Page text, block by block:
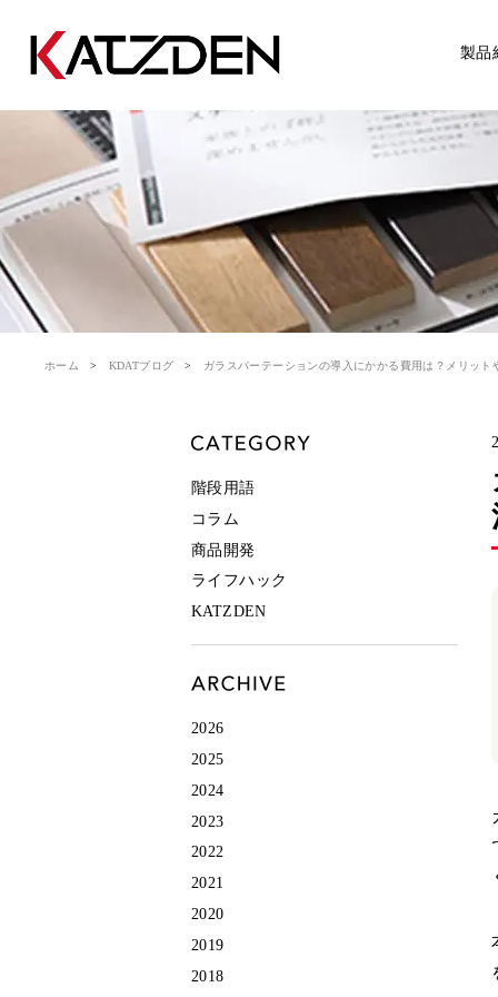
製品
ホーム KDATブログ ガラスパーテーションの導入にかかる費用は？メリット
階段用語
コラム
商品開発
ライフハック
KATZDEN
2026
2025
2024
2023
2022
2021
2020
2019
2018